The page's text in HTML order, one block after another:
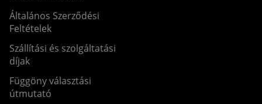
Általános Szerződési
Feltételek
Szállítási és szolgáltatási
díjak
Függöny választási
útmutató